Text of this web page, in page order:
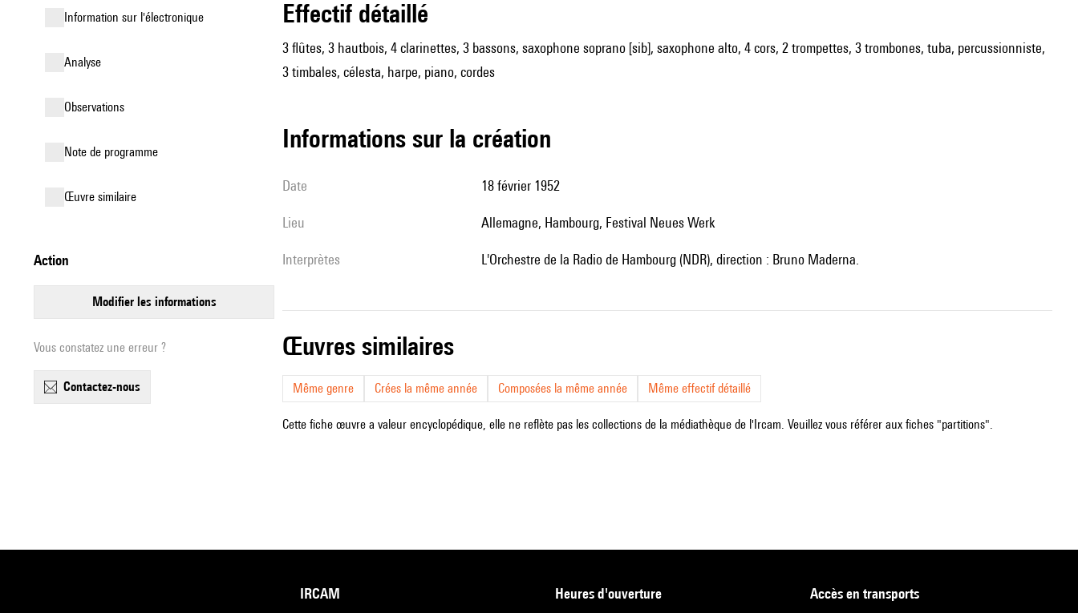
Information sur l'électronique
analyse
observations
Note de programme
œuvre similaire
action
modifier les informations
Vous constatez une erreur ?
contactez-nous
effectif détaillé
3 flûtes, 3 hautbois, 4 clarinettes, 3 bassons, saxophone soprano [sib], saxophone alto, 4 cors, 2 trompettes, 3 trombones, tuba, percussionniste,
3 timbales, célesta, harpe, piano, cordes
informations sur la création
date 18 février 1952
lieu Allemagne, Hambourg, Festival Neues Werk
interprètes l'Orchestre de la Radio de Hambourg (NDR), direction : Bruno Maderna.
œuvres similaires
Même genre Crées la même année Composées la même année Même effectif détaillé
Cette fiche œuvre a valeur encyclopédique, elle ne reflète pas les collections de la médiathèque de l'Ircam. Veuillez vous référer aux fiches "partitions".
IRCAM heures d'ouverture accès en transports